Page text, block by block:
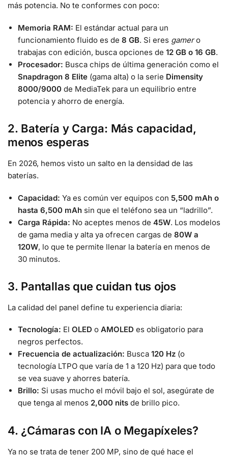
más potencia. No te conformes con poco:
Memoria RAM: El estándar actual para un
funcionamiento fluido es de 8 GB. Si eres gamero
trabajas con edición, busca opciones de 12 GB o 16 GB.
Procesador: Busca chips de última generación como el
Snapdragon 8 Elite (gama alta) o la serie Dimensity
8000/9000 de MediaTek para un equilibrio entre
potencia y ahorro de energía.
2. Batería y Carga: Más capacidad,
menos esperas
En 2026, hemos visto un salto en la densidad de las
baterías.
Capacidad: Ya es común ver equipos con 5,500 mAh o
hasta 6,500 mAh sin que el teléfono sea un “ladrillo”.
Carga Rápida: No aceptes menos de 45W. Los modelos
de gama media y alta ya ofrecen cargas de 80W a
120W, lo que te permite llenar la batería en menos de
30 minutos.
3. Pantallas que cuidan tus ojos
La calidad del panel define tu experiencia diaria:
Tecnología: El OLED o AMOLED es obligatorio para
negros perfectos.
Frecuencia de actualización: Busca 120 Hz (o
tecnología LTPO que varía de 1 a 120 Hz) para que todo
se vea suave y ahorres batería.
Brillo: Si usas mucho el móvil bajo el sol, asegúrate de
que tenga al menos 2,000 nits de brillo pico.
4. ¿Cámaras con IA o Megapíxeles?
Ya no se trata de tener 200 MP, sino de qué hace el